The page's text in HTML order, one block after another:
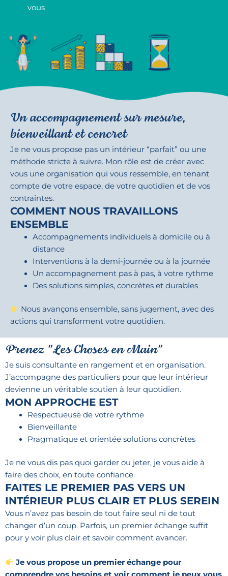
vous
Un accompagnement sur mesure,
bienveillant et concret
Je ne vous propose pas un intérieur “parfait” ou une
méthode stricte à suivre. Mon rôle est de créer avec
vous une organisation qui vous ressemble, en tenant
compte de votre espace, de votre quotidien et de vos
contraintes.
COMMENT NOUS TRAVAILLONS
ENSEMBLE
Accompagnements individuels à domicile ou à
distance
Interventions à la demi-journée ou à la journée
Un accompagnement pas à pas, à votre rythme
Des solutions simples, concrètes et durables
Nous avançons ensemble, sans jugement, avec des
actions qui transforment votre quotidien.
Prenez "Les Choses en Main"
Je suis consultante en rangement et en organisation.
J’accompagne des particuliers pour que leur intérieur
devienne un véritable soutien à leur quotidien.
MON APPROCHE EST
Respectueuse de votre rythme
Bienveillante
Pragmatique et orientée solutions concrètes
Je ne vous dis pas quoi garder ou jeter, je vous aide à
faire des choix, en toute confiance.
FAITES LE PREMIER PAS VERS UN
INTÉRIEUR PLUS CLAIR ET PLUS SEREIN
Vous n’avez pas besoin de tout faire seul ni de tout
changer d’un coup. Parfois, un premier échange suffit
pour y voir plus clair et savoir comment avancer.
Je vous propose un premier échange pour